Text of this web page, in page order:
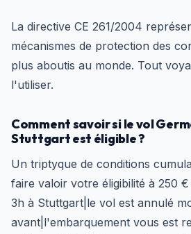
La directive CE 261/2004
mécanismes de protection des
plus aboutis au monde. Tout
l'utiliser.
Comment savoir si le vol
Stuttgart est éligible ?
Un triptyque de conditions
faire valoir votre éligibilité à 250
3h à Stuttgart|le vol est annulé
avant|l'embarquement vous est